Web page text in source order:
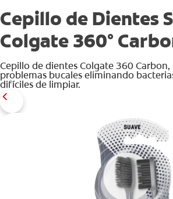
Cepillo de Dientes
Colgate 360°
Cepillo de dientes Colgate 360
problemas bucales eliminando
difíciles de limpiar.